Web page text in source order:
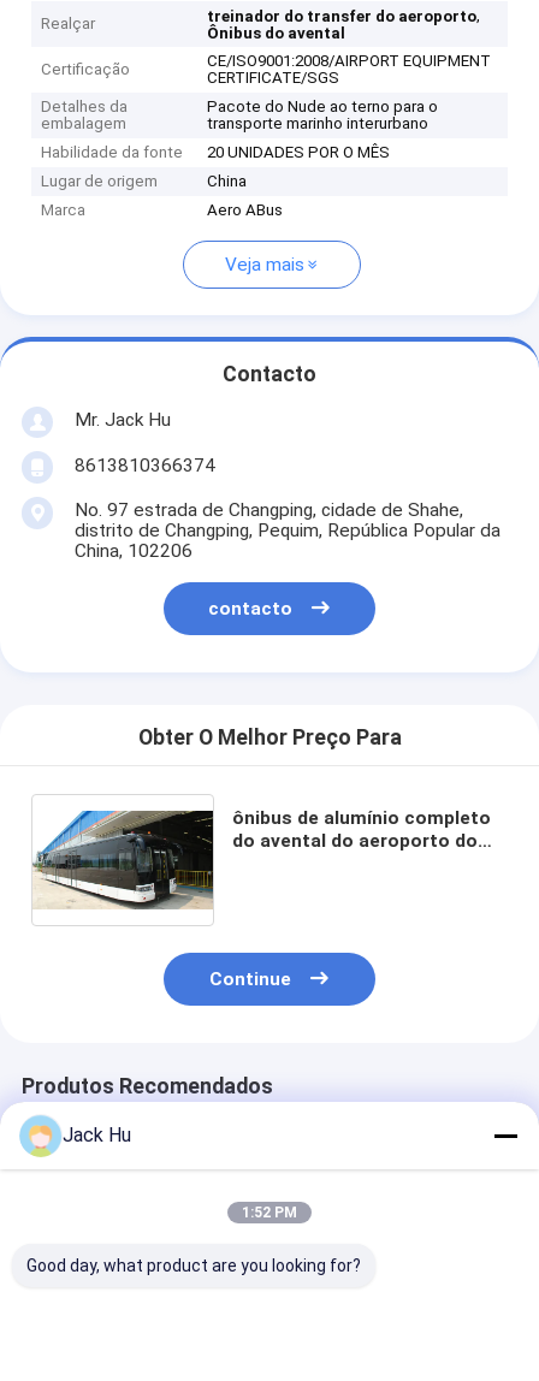
Realçar treinador do transfer do aeroporto,
Ônibus do avental
Certificação
CE/ISO9001:2008/AIRPORT EQUIPMENT
CERTIFICATE/SGS
Detalhes da
embalagem
Pacote do Nude ao terno para o
transporte marinho interurbano
Habilidade da fonte
20 UNIDADES POR O MÊS
Lugar de origem
China
Marca
Aero ABus
Veja mais
Contacto
Mr. Jack Hu
8613810366374
No. 97 estrada de Changping, cidade de Shahe,
distrito de Changping, Pequim, República Popular da
China, 102206
contacto
Obter O Melhor Preço Para
ônibus de alumínio completo
do avental do aeroporto do
Continue
Produtos Recomendados
Jack Hu
1:52 PM
Good day, what product are you looking for?